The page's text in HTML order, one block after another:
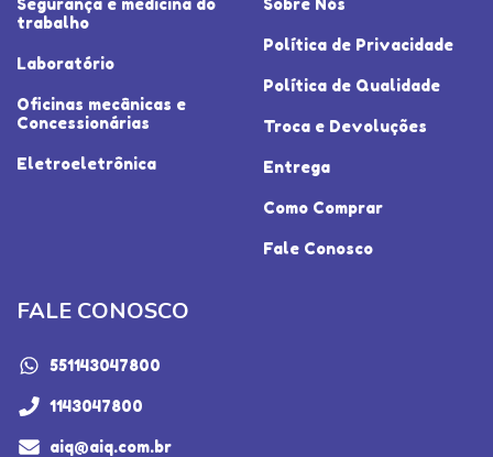
Segurança e medicina do
trabalho
Laboratório
Oficinas mecânicas e
Concessionárias
Eletroeletrônica
Sobre Nós
Política de Privacidade
Política de Qualidade
Troca e Devoluções
Entrega
Como Comprar
Fale Conosco
FALE CONOSCO
551143047800
1143047800
aiq@aiq.com.br